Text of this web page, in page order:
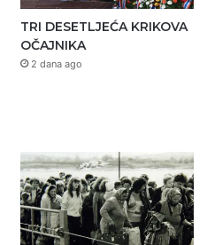
TRI DESETLJEĆA KRIKOVA
OČAJNIKA
2 dana ago